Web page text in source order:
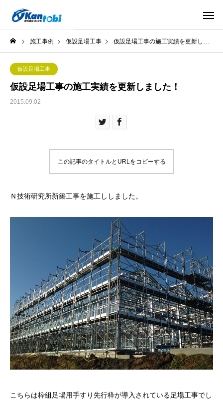
施工事例 仮設足場工事 仮設足場工事の施工実績を更新しました！
仮設足場工事
仮設足場工事の施工実績を更新しました！
2015.09.02
この記事のタイトルとURLをコピーする
Ｎ技術研究所新築工事を施工ししました。
こちらは枠組足場用手すり先行枠が導入されている足場工事でし